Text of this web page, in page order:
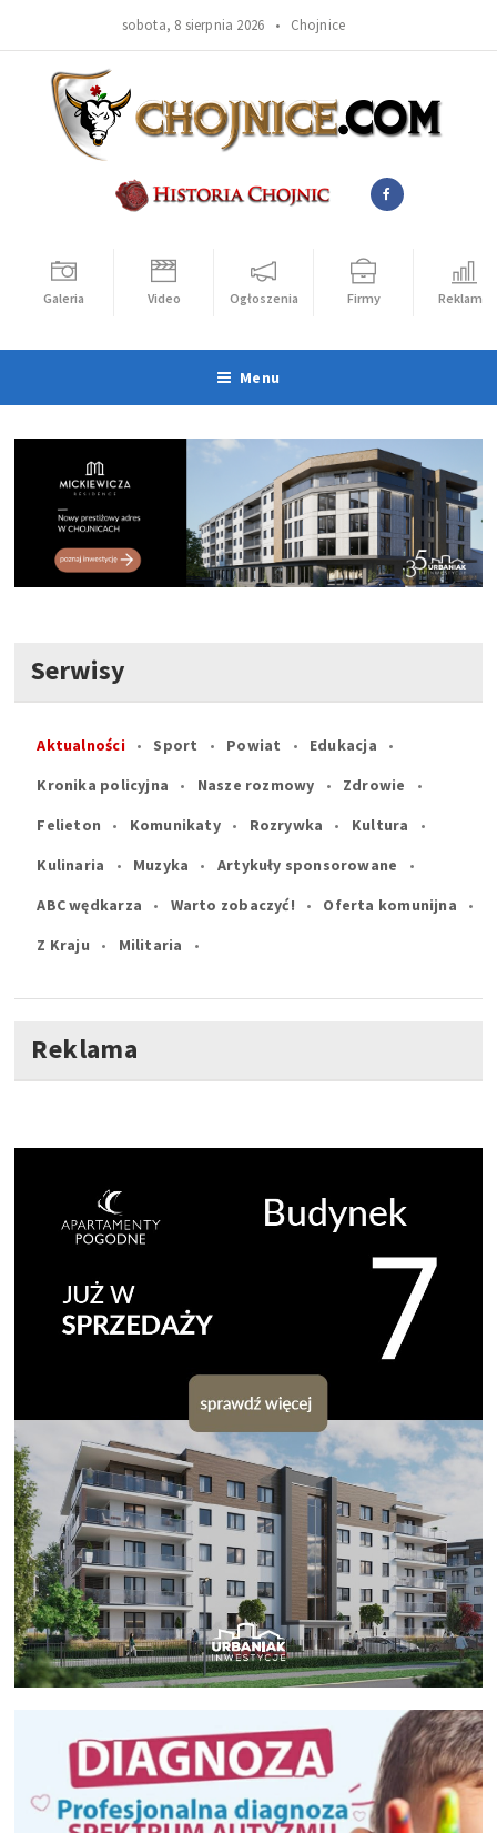
sobota, 8 sierpnia 2026 • Chojnice
Galeria Video Ogłoszenia Firmy Reklama
Menu
Serwisy
Aktualności Sport Powiat
Edukacja
Kronika policyjna
Nasze rozmowy
Zdrowie
Felieton
Komunikaty Rozrywka
Kultura
Kulinaria
Muzyka
Artykuły sponsorowane
ABC wędkarza
Warto zobaczyć!
Oferta komunijna
Z Kraju
Militaria
Reklama